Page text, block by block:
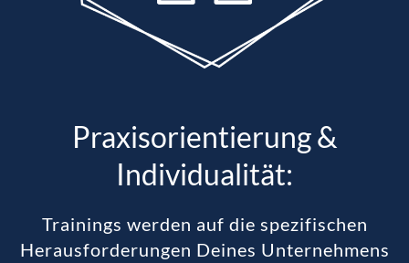
Praxisorientierung &
Individualität:
Trainings werden auf die spezifischen
Herausforderungen Deines Unternehmens